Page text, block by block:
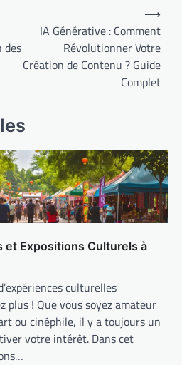
des
IA Générative : Comment
Révolutionner Votre
Création de Contenu ? Guide
Complet
⟶
et Expositions Culturels à
culturelles
plus ! Que vous soyez amateur
ou cinéphile, il y a toujours un
votre intérêt. Dans cet